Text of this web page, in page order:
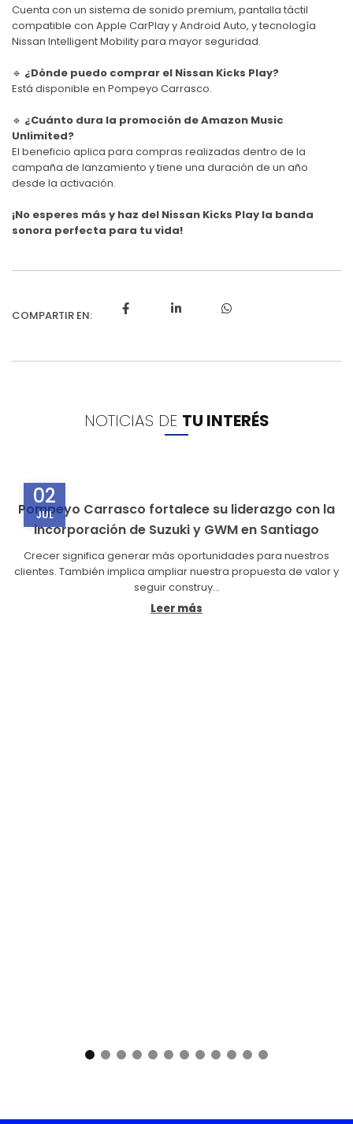
Cuenta con un sistema de sonido premium, pantalla táctil
compatible con Apple CarPlay y Android Auto, y tecnología
Nissan Intelligent Mobility para mayor seguridad.
🔹 ¿Dónde puedo comprar el Nissan Kicks Play?
Está disponible en Pompeyo Carrasco.
🔹 ¿Cuánto dura la promoción de Amazon Music
Unlimited?
El beneficio aplica para compras realizadas dentro de la
campaña de lanzamiento y tiene una duración de un año
desde la activación.
¡No esperes más y haz del Nissan Kicks Play la banda
sonora perfecta para tu vida!
NOTICIAS DE TU INTERÉS
02
JUL
Pompeyo Carrasco fortalece su liderazgo con la
incorporación de Suzuki y GWM en Santiago
Crecer significa generar más oportunidades para nuestros
clientes. También implica ampliar nuestra propuesta de valor y
seguir construy...
Leer más